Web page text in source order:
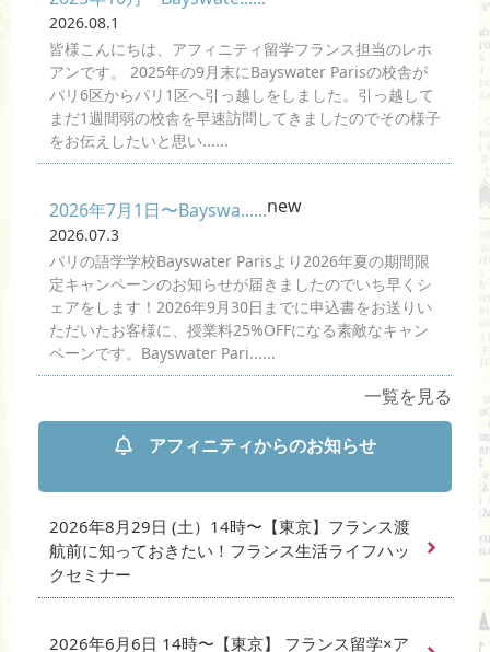
2026.08.1
皆様こんにちは、アフィニティ留学フランス担当のレホ
アンです。 2025年の9月末にBayswater Parisの校舎が
パリ6区からパリ1区へ引っ越しをしました。引っ越して
まだ1週間弱の校舎を早速訪問してきましたのでその様子
をお伝えしたいと思い......
2026年7月1日〜Bayswa......new
2026.07.3
パリの語学学校Bayswater Parisより2026年夏の期間限
定キャンペーンのお知らせが届きましたのでいち早くシ
ェアをします！2026年9月30日までに申込書をお送りい
ただいたお客様に、授業料25%OFFになる素敵なキャン
ペーンです。Bayswater Pari......
一覧を見る
アフィニティからのお知らせ
2026年8月29日 (土）14時〜【東京】フランス渡
航前に知っておきたい！フランス生活ライフハッ
クセミナー
2026年6月6日 14時〜【東京】 フランス留学×ア